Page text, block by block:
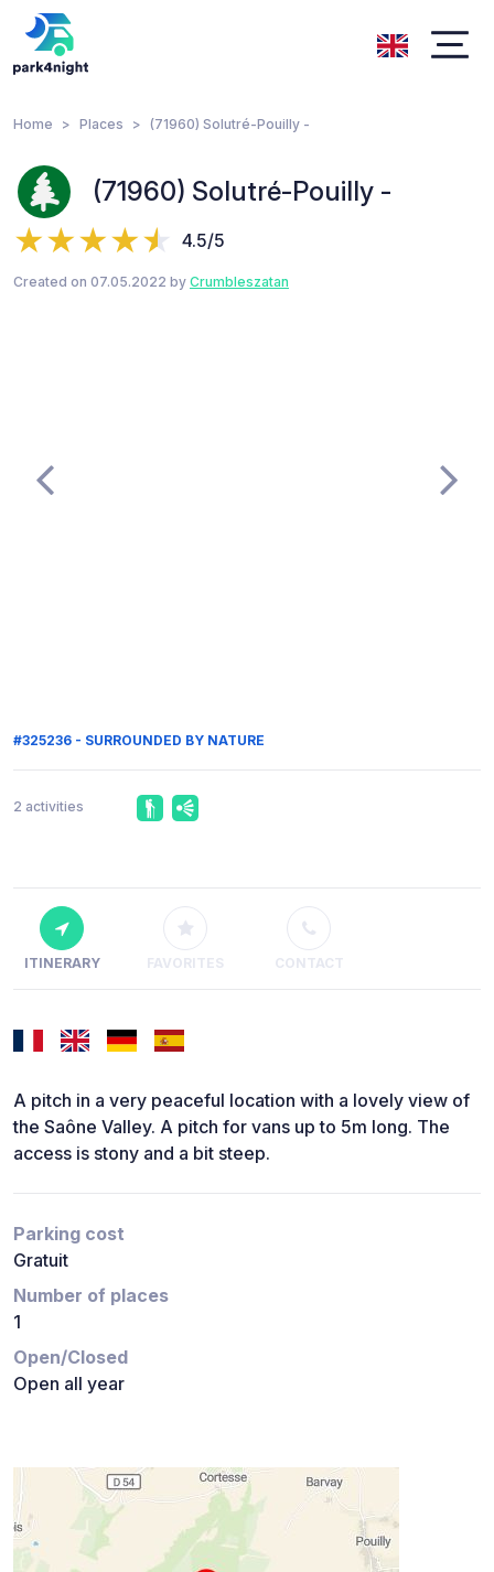
Home Places (71960) Solutré-Pouilly -
(71960) Solutré-Pouilly -
4.5/5
Created on 07.05.2022 by Crumbleszatan
#325236 - SURROUNDED BY NATURE
2 activities
ITINERARY FAVORITES CONTACT
A pitch in a very peaceful location with a lovely view of
the Saône Valley. A pitch for vans up to 5m long. The
access is stony and a bit steep.
Parking cost
Gratuit
Number of places
1
Open/Closed
Open all year